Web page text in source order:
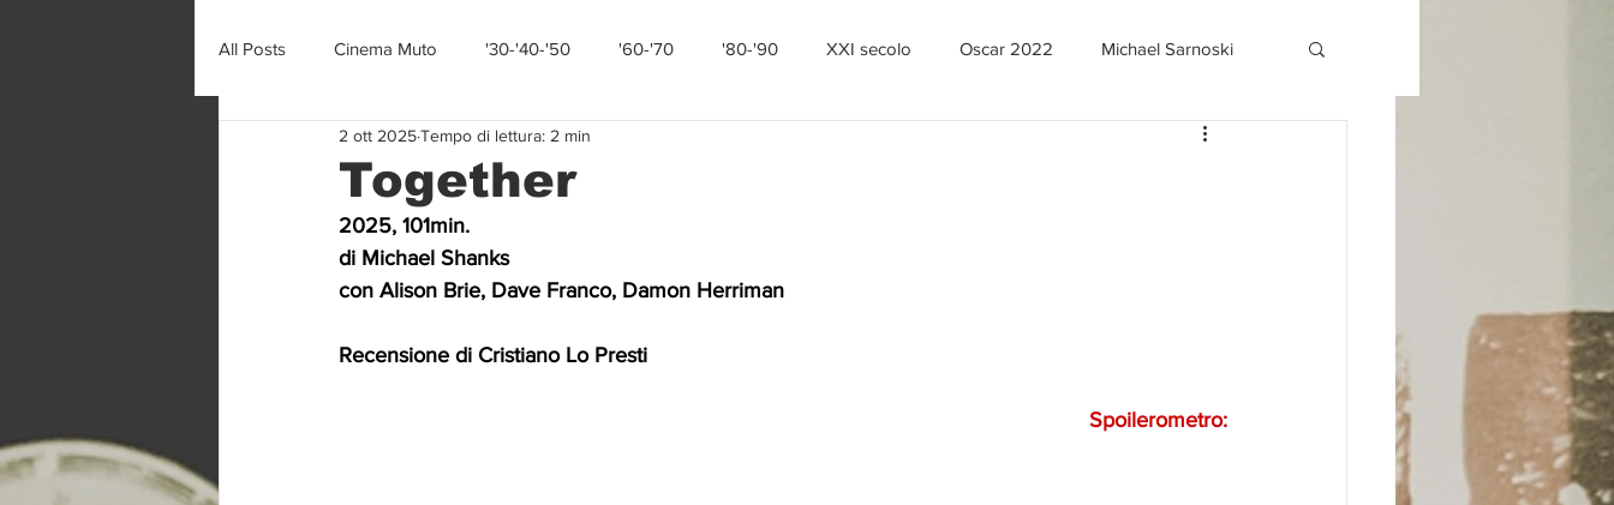
All Posts Cinema Muto '30-'40-'50 '60-'70 '80-'90 XXI secolo Oscar 2022 Michael Sarnoski
Together
2 ott 2025Tempo di lettura: 2 min
2025, 101min.
di Michael Shanks
con Alison Brie, Dave Franco, Damon Herriman
Recensione di Cristiano Lo Presti
Spoilerometro: